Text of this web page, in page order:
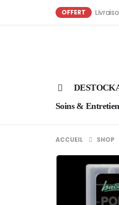
OFFERT
Soins & Entretien
ACCUEIL SHOP